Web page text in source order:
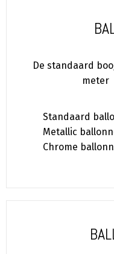
De standaard
meter
Standaard
Metallic
Chrome